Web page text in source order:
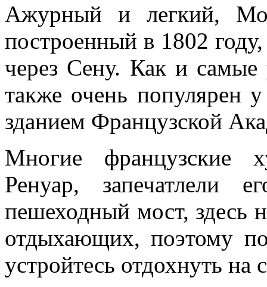
Ажурный и легкий,
построенный в 1802
через Сену. Как и
также очень популярен
зданием Французской
Многие французские
Ренуар, запечатлели
пешеходный мост, здесь
отдыхающих, поэтому
устройтесь отдохнуть на